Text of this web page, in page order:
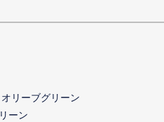
リーブグリーン
ーン